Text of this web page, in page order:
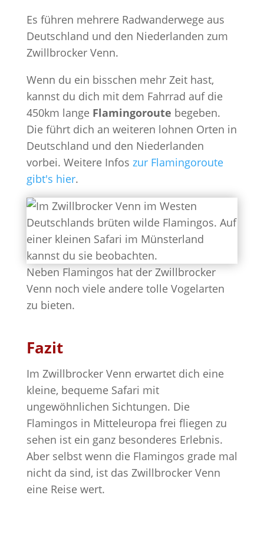
Es führen mehrere Radwanderwege aus
Deutschland und den Niederlanden zum
Zwillbrocker Venn.
Wenn du ein bisschen mehr Zeit hast,
kannst du dich mit dem Fahrrad auf die
450km lange Flamingoroute begeben.
Die führt dich an weiteren lohnen Orten in
Deutschland und den Niederlanden
vorbei. Weitere Infos zur Flamingoroute
gibt's hier.
Neben Flamingos hat der Zwillbrocker
Venn noch viele andere tolle Vogelarten
zu bieten.
Fazit
Im Zwillbrocker Venn erwartet dich eine
kleine, bequeme Safari mit
ungewöhnlichen Sichtungen. Die
Flamingos in Mitteleuropa frei fliegen zu
sehen ist ein ganz besonderes Erlebnis.
Aber selbst wenn die Flamingos grade mal
nicht da sind, ist das Zwillbrocker Venn
eine Reise wert.